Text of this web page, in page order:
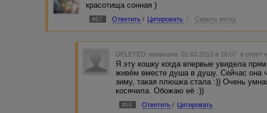
красотища сонная )
#67 Ответить / Цитировать / Скрыть ветку
DELETED написала 01.03.2013 в 16:07 в ответ
Я эту кошку когда впервые увидела
живём вместе душа в душу. Сейчас она
зиму, такая плюшка стала :)) Очень
косячила. Обожаю её :))
#69 Ответить / Цитировать